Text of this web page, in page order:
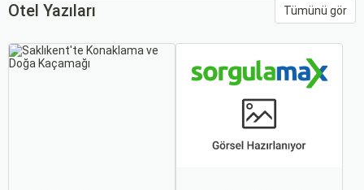
Otel Yazıları Tümünü gör